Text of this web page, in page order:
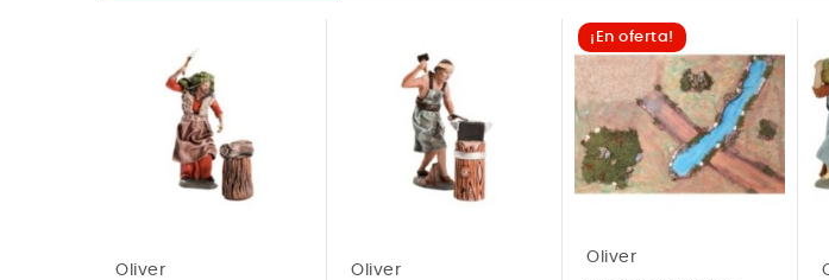
Oliver
Oliver
¡En oferta!
Oliver